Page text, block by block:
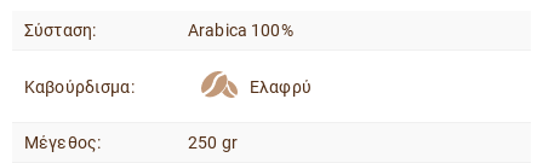
Σύσταση: Arabica 100%
Καβούρδισμα: Ελαφρύ
Μέγεθος: 250 gr